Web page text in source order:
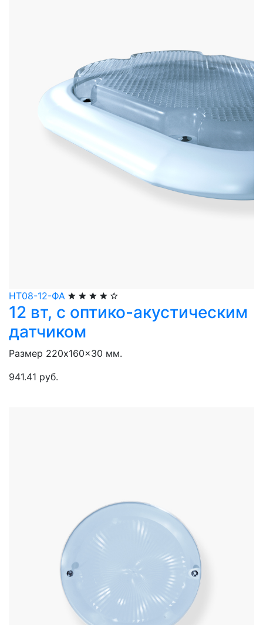
НТ08-12-ФА
12 вт, с оптико-акустическим
датчиком
Размер 220x160x30 мм.
941.41 руб.